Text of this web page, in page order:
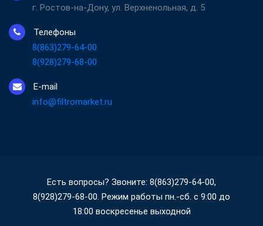
г. Ростов-на-Дону, ул. Верхненольная, д. 5
Телефоны
8(863)279-64-00
8(928)279-68-00
E-mail
info@filtromarket.ru
Есть вопросы? Звоните: 8(863)279-64-00,
8(928)279-68-00. Режим работы пн.-сб. с 9:00 до
18:00 воскресенье выходной